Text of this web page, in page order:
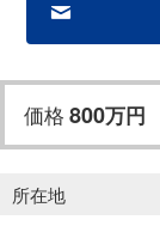
価格 800万円
所在地